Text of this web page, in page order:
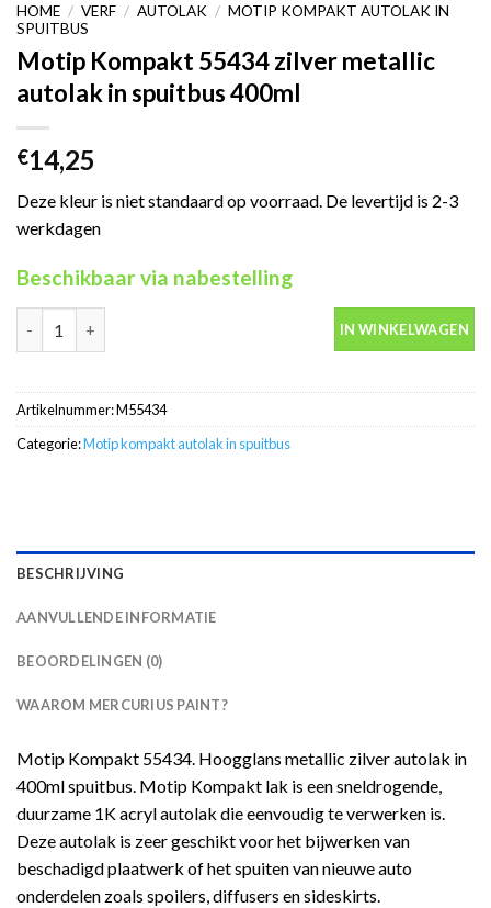
HOME / VERF / AUTOLAK / MOTIP KOMPAKT AUTOLAK IN
SPUITBUS
Motip Kompakt 55434 zilver metallic
autolak in spuitbus 400ml
€14,25
Deze kleur is niet standaard op voorraad. De levertijd is 2-3
werkdagen
Beschikbaar via nabestelling
Motip Kompakt 55434 zilver metallic autolak in spuitbus 400ml
IN WINKELWAGEN
Artikelnummer:M55434
Categorie:Motip kompakt autolak in spuitbus
BESCHRIJVING
AANVULLENDE INFORMATIE
BEOORDELINGEN (0)
WAAROM MERCURIUS PAINT?
Motip Kompakt 55434. Hoogglans metallic zilver autolak in
400ml spuitbus. Motip Kompakt lak is een sneldrogende,
duurzame 1K acryl autolak die eenvoudig te verwerken is.
Deze autolak is zeer geschikt voor het bijwerken van
beschadigd plaatwerk of het spuiten van nieuwe auto
onderdelen zoals spoilers, diffusers en sideskirts.